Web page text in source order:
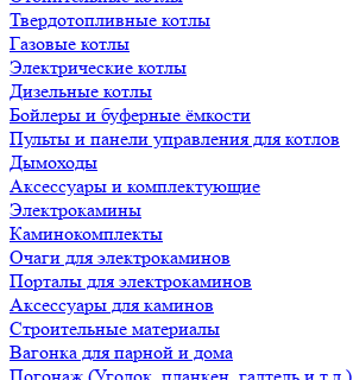
Твердотопливные котлы
Газовые котлы
Электрические котлы
Дизельные котлы
Бойлеры и буферные ёмкости
Пульты и панели управления для котлов
Дымоходы
Аксессуары и комплектующие
Электрокамины
Каминокомплекты
Очаги для электрокаминов
Порталы для электрокаминов
Аксессуары для каминов
Строительные материалы
Вагонка для парной и дома